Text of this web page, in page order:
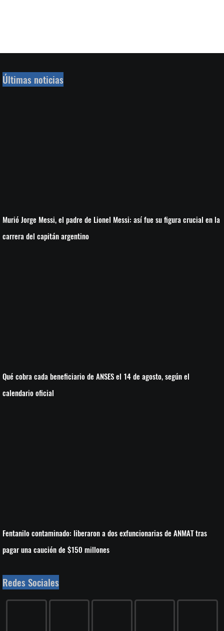
Últimas noticias
Murió Jorge Messi, el padre de Lionel Messi: así fue su figura crucial en la
carrera del capitán argentino
Qué cobra cada beneficiario de ANSES el 14 de agosto, según el
calendario oficial
Fentanilo contaminado: liberaron a dos exfuncionarias de ANMAT tras
pagar una caución de $150 millones
Redes Sociales